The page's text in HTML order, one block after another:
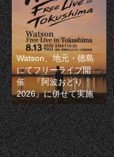
Watson、地元・徳島
にてフリーライブ開
催 『阿波おどり
2026』に併せて実施